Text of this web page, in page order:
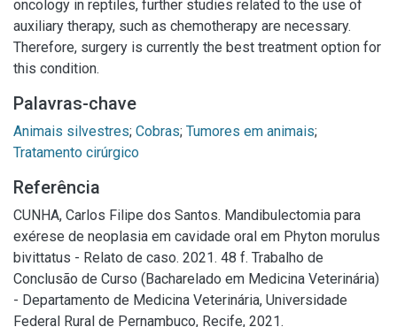
oncology in reptiles, further studies related to the use of
auxiliary therapy, such as chemotherapy are necessary.
Therefore, surgery is currently the best treatment option for
this condition.
Palavras-chave
Animais silvestres; Cobras; Tumores em animais;
Tratamento cirúrgico
Referência
CUNHA, Carlos Filipe dos Santos. Mandibulectomia para
exérese de neoplasia em cavidade oral em Phyton morulus
bivittatus - Relato de caso. 2021. 48 f. Trabalho de
Conclusão de Curso (Bacharelado em Medicina Veterinária)
- Departamento de Medicina Veterinária, Universidade
Federal Rural de Pernambuco, Recife, 2021.